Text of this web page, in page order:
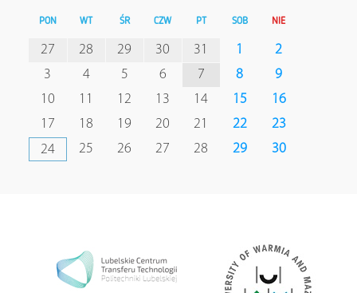
PON WT ŚR CZW PT SOB NIE
27 28 29 30 31 1
2
3
4 5 6 7 8
9
10
11 12 13 14 15
16
17
18 19 20 21 22
23
24
25 26 27 28 29 30